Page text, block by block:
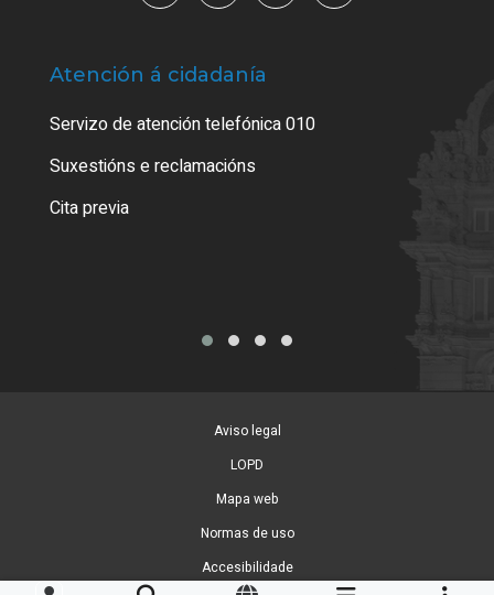
Atención á cidadanía
Servizo de atención telefónica 010
Suxestións e reclamacións
Cita previa
Aviso legal
LOPD
Mapa web
Normas de uso
Accesibilidade